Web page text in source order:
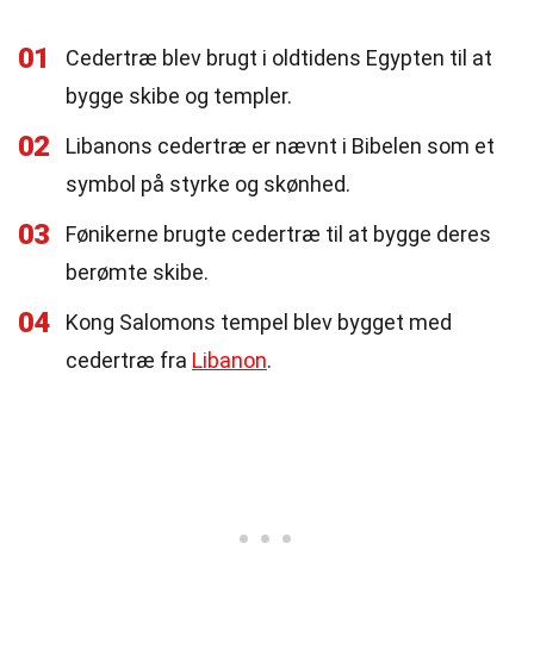
01
Cedertræ blev brugt i oldtidens Egypten til at
bygge skibe og templer.
02
Libanons cedertræ er nævnt i Bibelen som et
symbol på styrke og skønhed.
03
Fønikerne brugte cedertræ til at bygge deres
berømte skibe.
04
Kong Salomons tempel blev bygget med
cedertræ fra Libanon.